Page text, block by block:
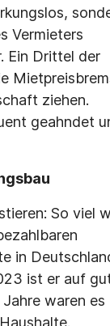
Vermieters
Ein Drittel der
ziehen.
geahndet
So viel
in
ist er auf
waren es